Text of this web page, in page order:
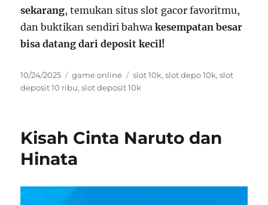
sekarang, temukan situs slot gacor favoritmu,
dan buktikan sendiri bahwakesempatan besar
bisa datang dari deposit kecil!
Posted
on
10/24/2025 Categories
game online Tags
slot 10k,slot depo 10k,slot
deposit 10 ribu,slot deposit 10k
Kisah Cinta Naruto dan
Hinata